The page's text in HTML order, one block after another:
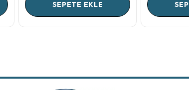
SEPETE EKLE